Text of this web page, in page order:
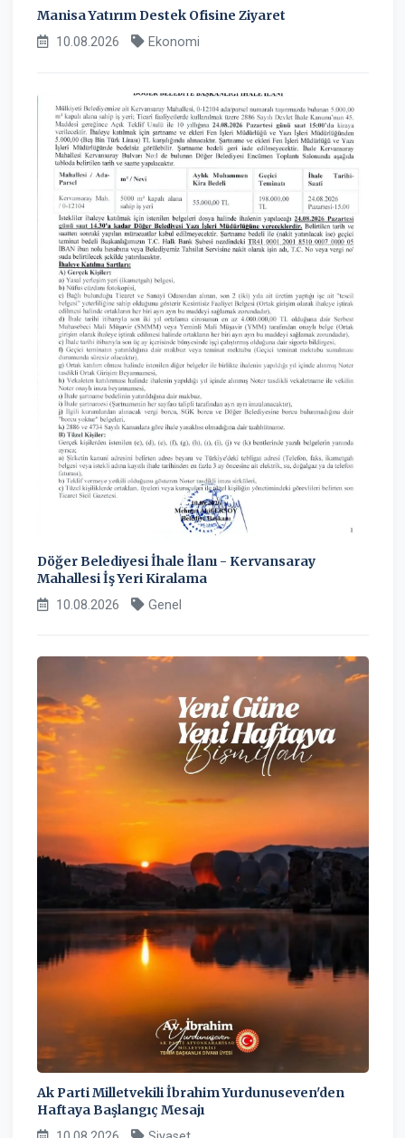
Manisa Yatırım Destek Ofisine Ziyaret
10.08.2026 Ekonomi
Döğer Belediyesi İhale İlanı - Kervansaray
Mahallesi İş Yeri Kiralama
10.08.2026 Genel
Ak Parti Milletvekili İbrahim Yurdunuseven'den
Haftaya Başlangıç Mesajı